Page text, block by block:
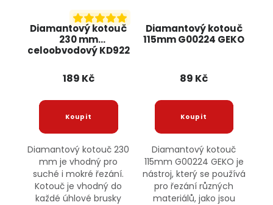
Diamantový kotouč
230 mm
celoobvodový KD922
189 Kč
Diamantový kotouč 230
mm je vhodný pro
suché i mokré řezání.
Kotouč je vhodný do
každé úhlové brusky
Diamantový kotouč
115mm G00224 GEKO
89 Kč
Diamantový kotouč
115mm G00224 GEKO je
nástroj, který se používá
pro řezání různých
materiálů, jako jsou